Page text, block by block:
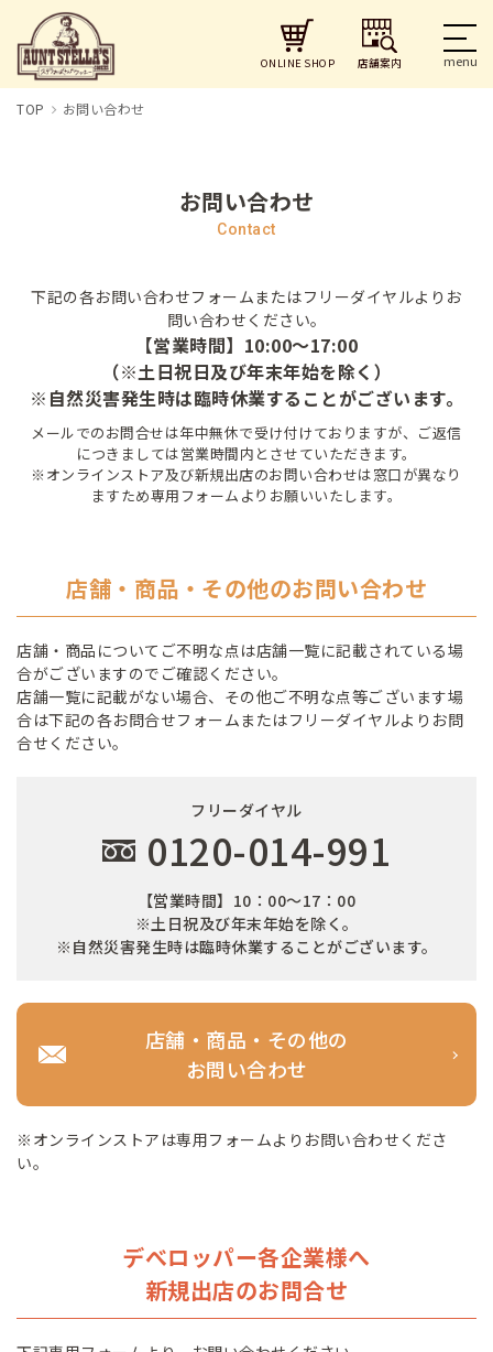
ONLINE SHOP 店舗案内
TOP お問い合わせ
お問い合わせ
Contact
下記の各お問い合わせフォームまたはフリーダイヤルよりお
問い合わせください。
【営業時間】10:00～17:00
（※土日祝日及び年末年始を除く）
※自然災害発生時は臨時休業することがございます。
メールでのお問合せは年中無休で受け付けておりますが、ご返信
につきましては営業時間内とさせていただきます。
※オンラインストア及び新規出店のお問い合わせは窓口が異なり
ますため専用フォームよりお願いいたします。
店舗・商品・その他のお問い合わせ
店舗・商品についてご不明な点は店舗一覧に記載されている場
合がございますのでご確認ください。
店舗一覧に記載がない場合、その他ご不明な点等ございます場
合は下記の各お問合せフォームまたはフリーダイヤルよりお問
合せください。
フリーダイヤル
0120-014-991
【営業時間】10：00～17：00
※土日祝及び年末年始を除く。
※自然災害発生時は臨時休業することがございます。
店舗・商品・その他の
お問い合わせ
※オンラインストアは専用フォームよりお問い合わせくださ
い。
デべロッパー各企業様へ
新規出店のお問合せ